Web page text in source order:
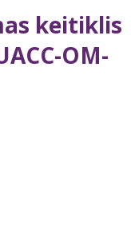
keitiklis
OM-